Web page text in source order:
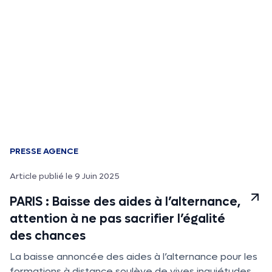
PRESSE AGENCE
Article publié le 9 Juin 2025
PARIS : Baisse des aides à l’alternance,
attention à ne pas sacrifier l’égalité
des chances
La baisse annoncée des aides à l’alternance pour les